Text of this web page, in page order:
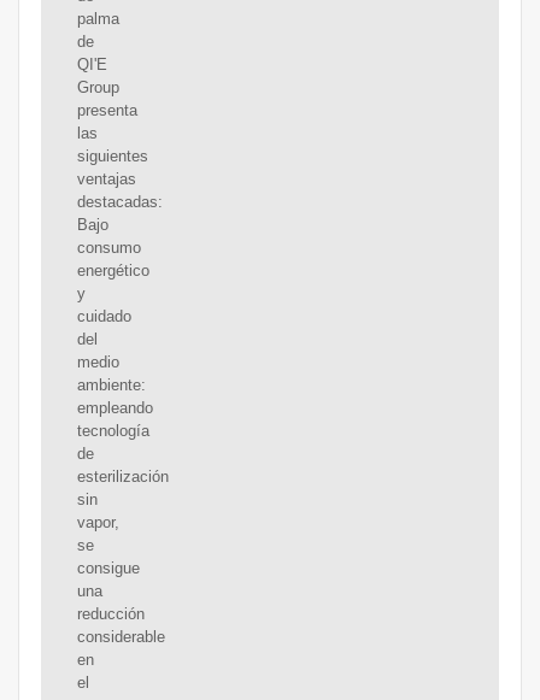
palma
de
QI'E
Group
presenta
las
siguientes
ventajas
destacadas:
Bajo
consumo
energético
y
cuidado
del
medio
ambiente:
empleando
tecnología
de
esterilización
sin
vapor,
se
consigue
una
reducción
considerable
en
el